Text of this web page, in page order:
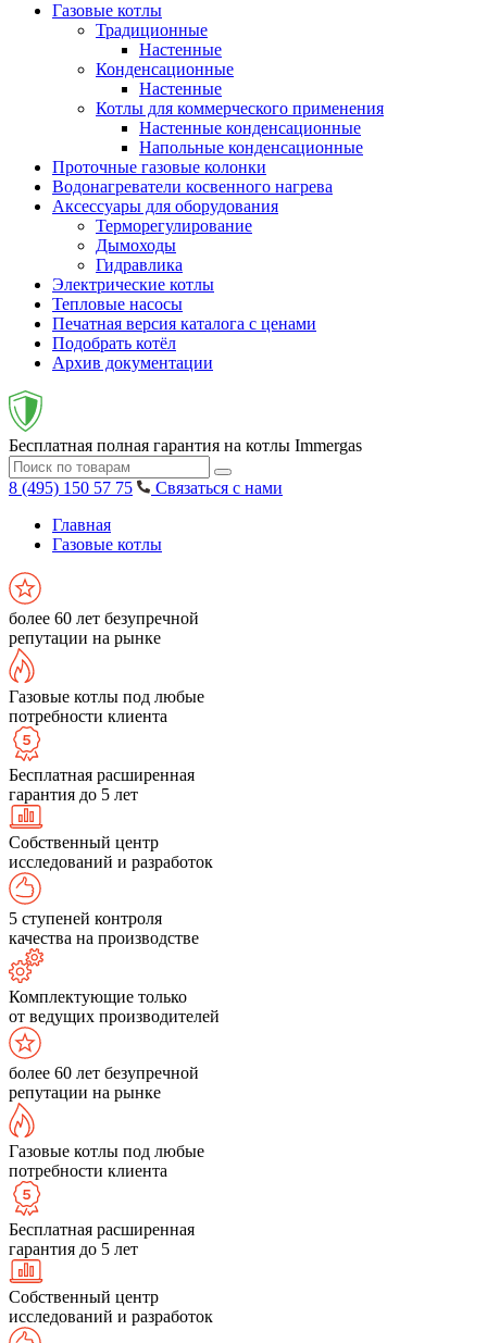
Газовые котлы
Традиционные
Настенные
Конденсационные
Настенные
Котлы для коммерческого применения
Настенные конденсационные
Напольные конденсационные
Проточные газовые колонки
Водонагреватели косвенного нагрева
Аксессуары для оборудования
Терморегулирование
Дымоходы
Гидравлика
Электрические котлы
Тепловые насосы
Печатная версия каталога с ценами
Подобрать котёл
Архив документации
Бесплатная полная гарантия на котлы Immergas
8 (495) 150 57 75
Связаться с нами
Главная
Газовые котлы
более 60 лет безупречной
репутации на рынке
Газовые котлы под любые
потребности клиента
Бесплатная расширенная
гарантия до 5 лет
Собственный центр
исследований и разработок
5 ступеней контроля
качества на производстве
Комплектующие только
от ведущих производителей
более 60 лет безупречной
репутации на рынке
Газовые котлы под любые
потребности клиента
Бесплатная расширенная
гарантия до 5 лет
Собственный центр
исследований и разработок